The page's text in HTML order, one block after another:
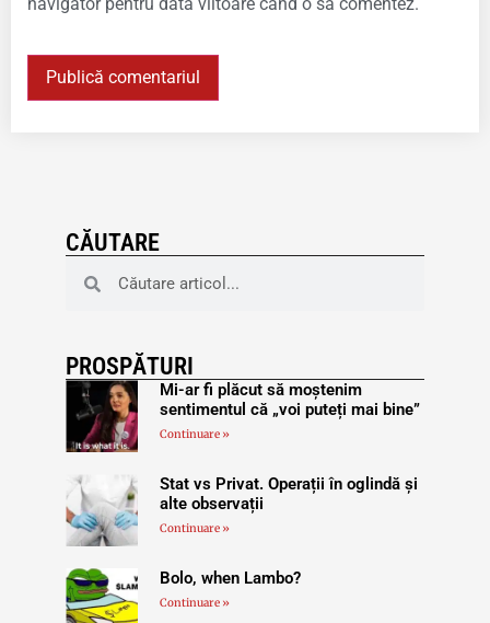
CĂUTARE
PROSPĂTURI
Mi-ar fi plăcut să moștenim
sentimentul că „voi puteți mai bine”
Continuare »
Stat vs Privat. Operații în oglindă și
alte observații
Continuare »
Bolo, when Lambo?
Continuare »